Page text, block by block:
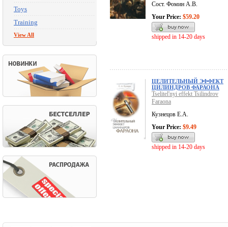
Toys
Training
View All
Сост. Фомин А.В.
Your Price: $59.20
shipped in 14-20 days
ЦЕЛИТЕЛЬНЫЙ ЭФФЕКТ
ЦИЛИНДРОВ ФАРАОНА
Tselitel'nyi effekt Tsilindrov
Faraona
Кузнецов Е.А.
Your Price: $9.49
shipped in 14-20 days